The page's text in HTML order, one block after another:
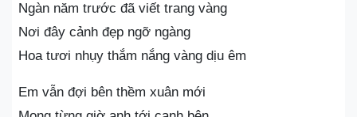
Ngàn năm trước đã viết trang vàng
Nơi đây cảnh đẹp ngỡ ngàng
Hoa tươi nhụy thắm nắng vàng dịu êm
Em vẫn đợi bên thềm xuân mới